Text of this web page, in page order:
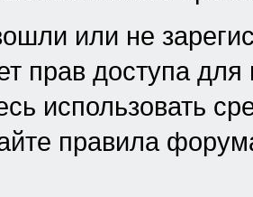
или не
прав доступа
использовать
правила